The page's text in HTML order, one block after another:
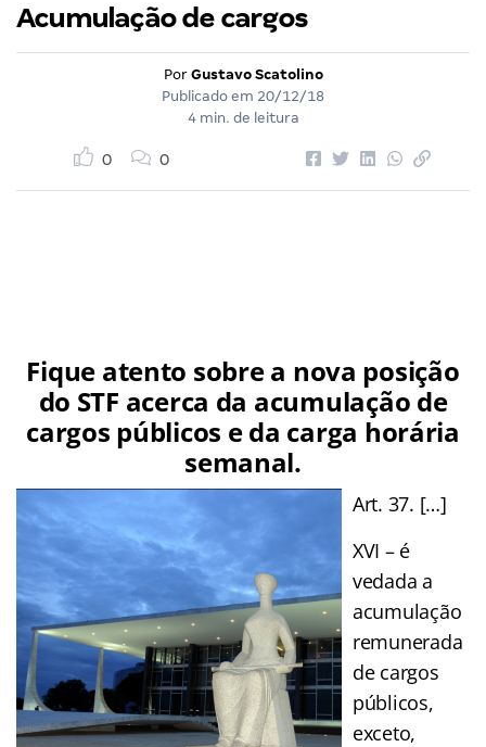
Acumulação de cargos
Por Gustavo Scatolino
Publicado em 20/12/18
4 min. de leitura
0 0
Fique atento sobre a nova posição
do STF acerca da acumulação de
cargos públicos e da carga horária
semanal.
Art. 37. […]
XVI – é
vedada a
acumulação
remunerada
de cargos
públicos,
exceto,